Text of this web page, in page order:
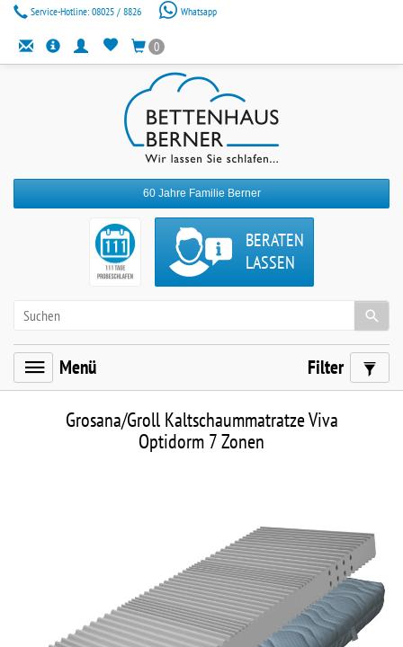
Service-Hotline: 08025 / 8826 Whatsapp
0
60 Jahre Familie Berner
BERATEN
LASSEN
Menü Filter
Grosana/Groll Kaltschaummatratze Viva
Optidorm 7 Zonen